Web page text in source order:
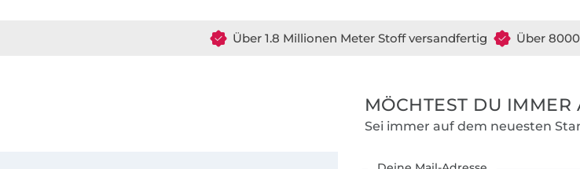
Über 1.8 Millionen Meter Stoff versandfertig Über
MÖCHTEST DU IMMER
Sei immer auf dem neuesten